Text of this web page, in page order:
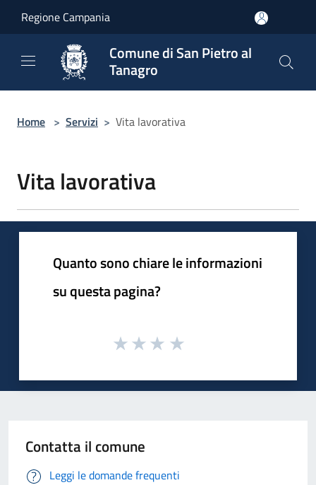
Regione Campania
Comune di San Pietro al
Tanagro
Home > Servizi > Vita lavorativa
Vita lavorativa
Quanto sono chiare le informazioni
su questa pagina?
Contatta il comune
Leggi le domande frequenti